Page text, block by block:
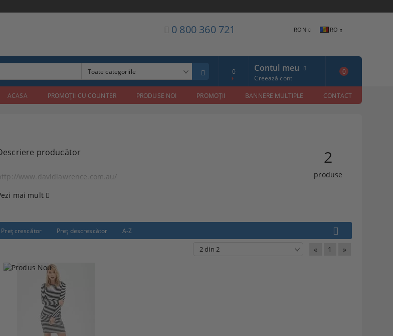
0 800 360 721 RON RO
0 Contul meu
Creează cont
0
ACASA PROMOŢII CU COUNTER PRODUSE NOI PROMOŢII BANNERE MULTIPLE CONTACT
producător
www.davidlawrence.com.au/
mai mult
2
produse
Preţ crescător Preţ descrescător A-Z
« 1 »